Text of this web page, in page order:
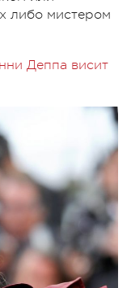
либо мистером
Деппа висит